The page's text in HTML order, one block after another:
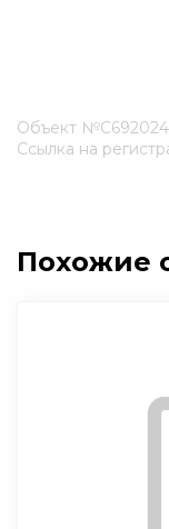
Объект
Ссылка на
Похожие